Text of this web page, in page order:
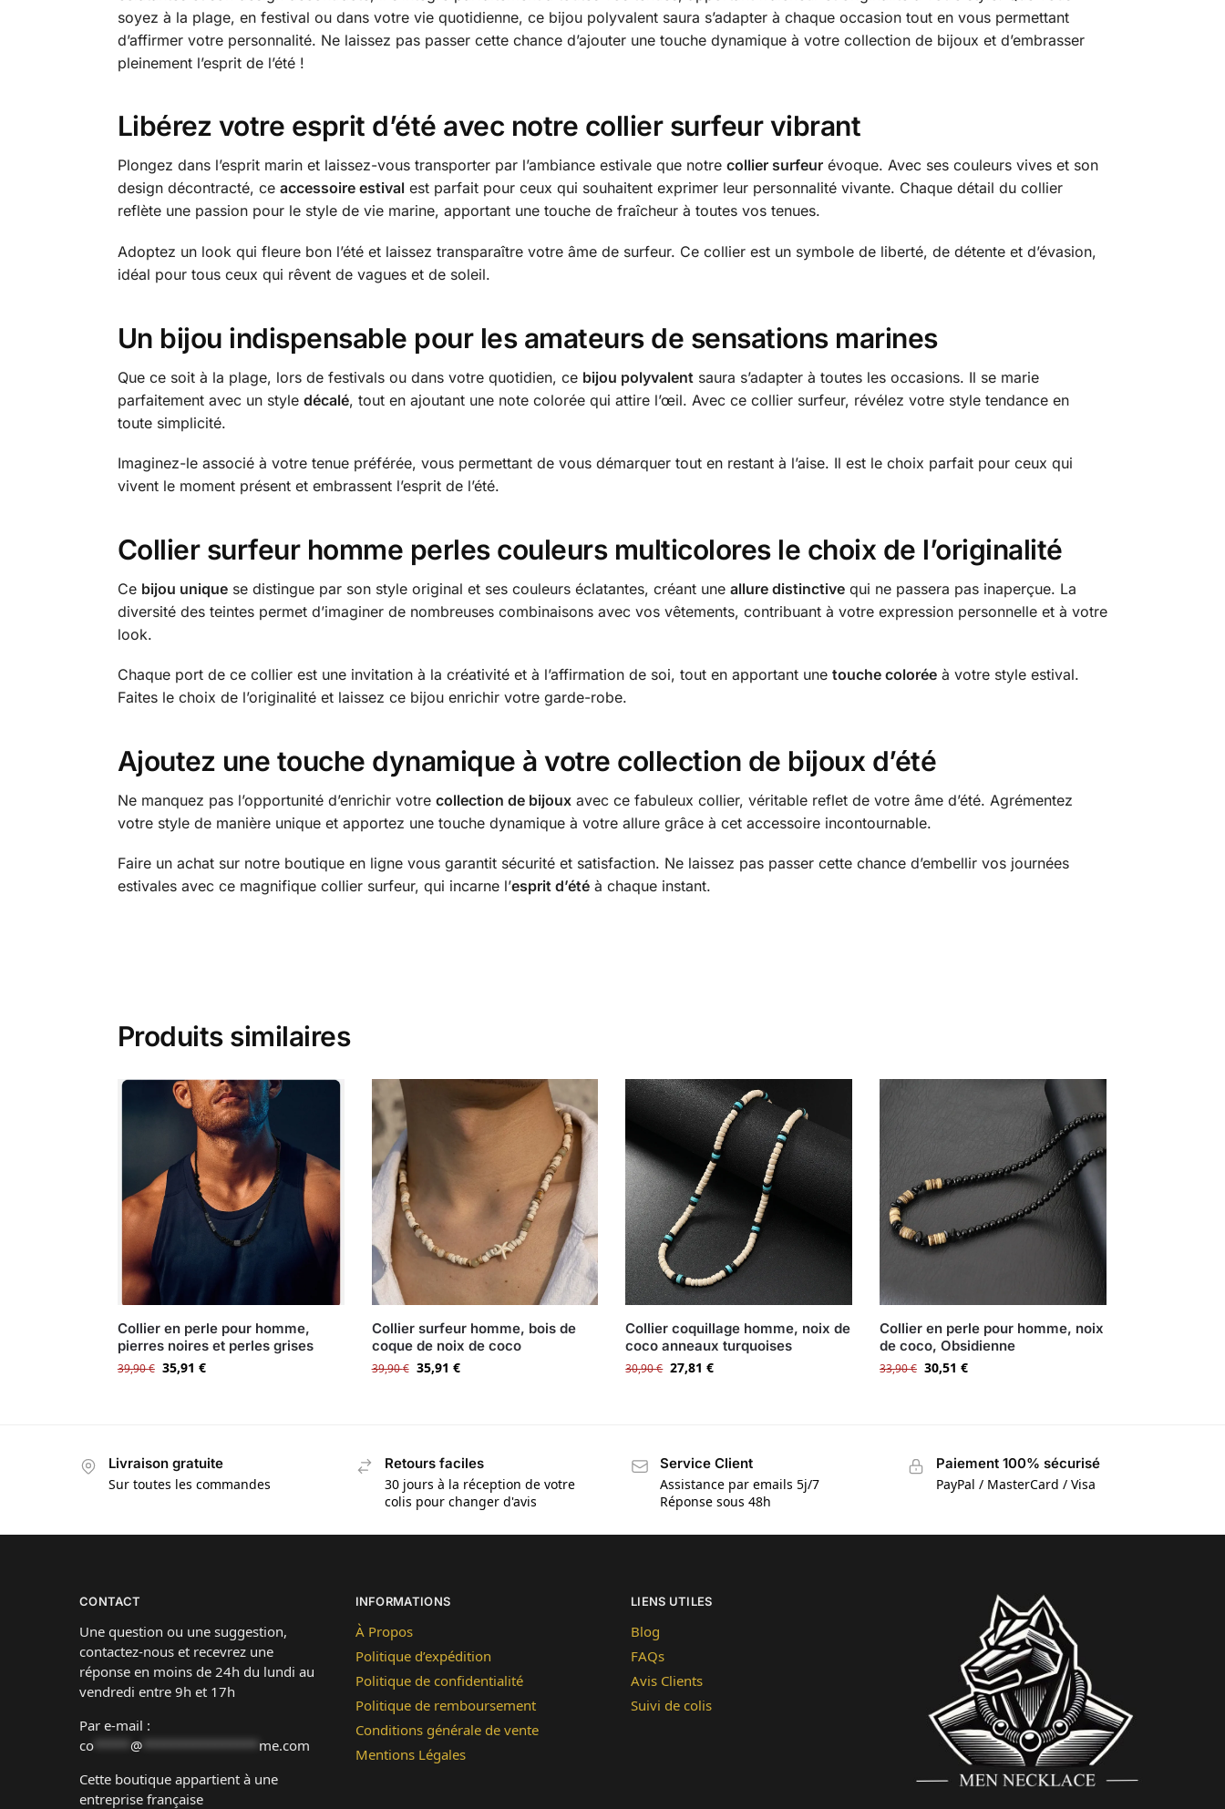
soyez à la plage, en festival ou dans votre vie quotidienne, ce bijou polyvalent saura s’adapter à chaque occasion tout en vous permettant
d’affirmer votre personnalité. Ne laissez pas passer cette chance d’ajouter une touche dynamique à votre collection de bijoux et d’embrasser
pleinement l’esprit de l’été !
Libérez votre esprit d’été avec notre collier surfeur vibrant
Plongez dans l’esprit marin et laissez-vous transporter par l’ambiance estivale que notre collier surfeurévoque. Avec ses couleurs vives et son
design décontracté, ce accessoire estivalest parfait pour ceux qui souhaitent exprimer leur personnalité vivante. Chaque détail du collier
reflète une passion pour le style de vie marine, apportant une touche de fraîcheur à toutes vos tenues.
Adoptez un look qui fleure bon l’été et laissez transparaître votre âme de surfeur. Ce collier est un symbole de liberté, de détente et d’évasion,
idéal pour tous ceux qui rêvent de vagues et de soleil.
Un bijou indispensable pour les amateurs de sensations marines
Que ce soit à la plage, lors de festivals ou dans votre quotidien, ce bijou polyvalent saura s’adapter à toutes les occasions. Il se marie
parfaitement avec un style décalé, tout en ajoutant une note colorée qui attire l’œil. Avec ce collier surfeur, révélez votre style tendance en
toute simplicité.
Imaginez-le associé à votre tenue préférée, vous permettant de vous démarquer tout en restant à l’aise. Il est le choix parfait pour ceux qui
vivent le moment présent et embrassent l’esprit de l’été.
Collier surfeur homme perles couleurs multicolores le choix de l’originalité
Ce bijou uniquese distingue par son style original et ses couleurs éclatantes, créant une allure distinctivequi ne passera pas inaperçue. La
diversité des teintes permet d’imaginer de nombreuses combinaisons avec vos vêtements, contribuant à votre expression personnelle et à votre
look.
Chaque port de ce collier est une invitation à la créativité et à l’affirmation de soi, tout en apportant une touche coloréeà votre style estival.
Faites le choix de l’originalité et laissez ce bijou enrichir votre garde-robe.
Ajoutez une touche dynamique à votre collection de bijoux d’été
Ne manquez pas l’opportunité d’enrichir votre collection de bijouxavec ce fabuleux collier, véritable reflet de votre âme d’été. Agrémentez
votre style de manière unique et apportez une touche dynamique à votre allure grâce à cet accessoire incontournable.
Faire un achat sur notre boutique en ligne vous garantit sécurité et satisfaction. Ne laissez pas passer cette chance d’embellir vos journées
estivales avec ce magnifique collier surfeur, qui incarne l’esprit d’étéà chaque instant.
Produits similaires
Collier en perle pour homme,
pierres noires et perles grises
39,90€ 35,91 €
Collier surfeur homme, bois de
coque de noix de coco
39,90€ 35,91 €
Collier coquillage homme, noix de
coco anneaux turquoises
30,90€ 27,81€
Collier en perle pour homme, noix
de coco, Obsidienne
33,90€ 30,51€
Livraison gratuite
Sur toutes les commandes
Retours faciles
30 jours à la réception de votre
colis pour changer d'avis
Service Client
Assistance par emails 5j/7
Réponse sous 48h
Paiement 100% sécurisé
PayPal / MasterCard / Visa
CONTACT
Une question ou une suggestion,
contactez-nous et recevrez une
réponse en moins de 24h du lundi au
vendredi entre 9h et 17h
Par e-mail :
co
@
me.com
Cette boutique appartient à une
entreprise française
INFORMATIONS
À Propos
Politique d’expédition
Politique de confidentialité
Politique de remboursement
Conditions générale de vente
Mentions Légales
LIENS UTILES
Blog
FAQs
Avis Clients
Suivi de colis